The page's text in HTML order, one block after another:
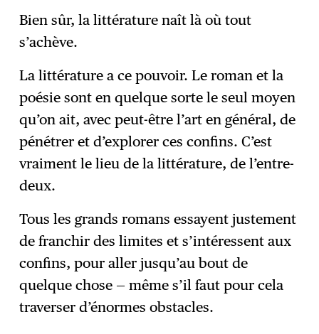
Bien sûr, la littérature naît là où tout
s’achève.
La littérature a ce pouvoir. Le roman et la
poésie sont en quelque sorte le seul moyen
qu’on ait, avec peut-être l’art en général, de
pénétrer et d’explorer ces confins. C’est
vraiment le lieu de la littérature, de l’entre-
deux.
Tous les grands romans essayent justement
de franchir des limites et s’intéressent aux
confins, pour aller jusqu’au bout de
quelque chose — même s’il faut pour cela
traverser d’énormes obstacles.